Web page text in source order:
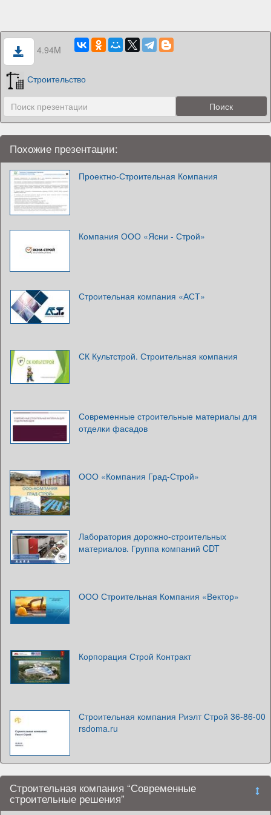
4.94M
Строительство
Похожие презентации:
Проектно-Строительная Компания
Компания ООО «Ясни - Строй»
Строительная компания «АСТ»
СК Культстрой. Строительная компания
Современные строительные материалы для
отделки фасадов
ООО «Компания Град-Строй»
Лаборатория дорожно-строительных
материалов. Группа компаний CDT
ООО Строительная Компания «Вектор»
Корпорация Строй Контракт
Строительная компания Риэлт Строй 36-86-00
rsdoma.ru
Строительная компания “Современные
строительные решения”